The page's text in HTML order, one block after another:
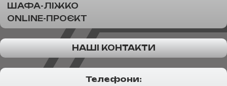
ШАФА-ЛІЖКО
ONLINE-ПРОЄКТ
НАШІ КОНТАКТИ
Телефони: